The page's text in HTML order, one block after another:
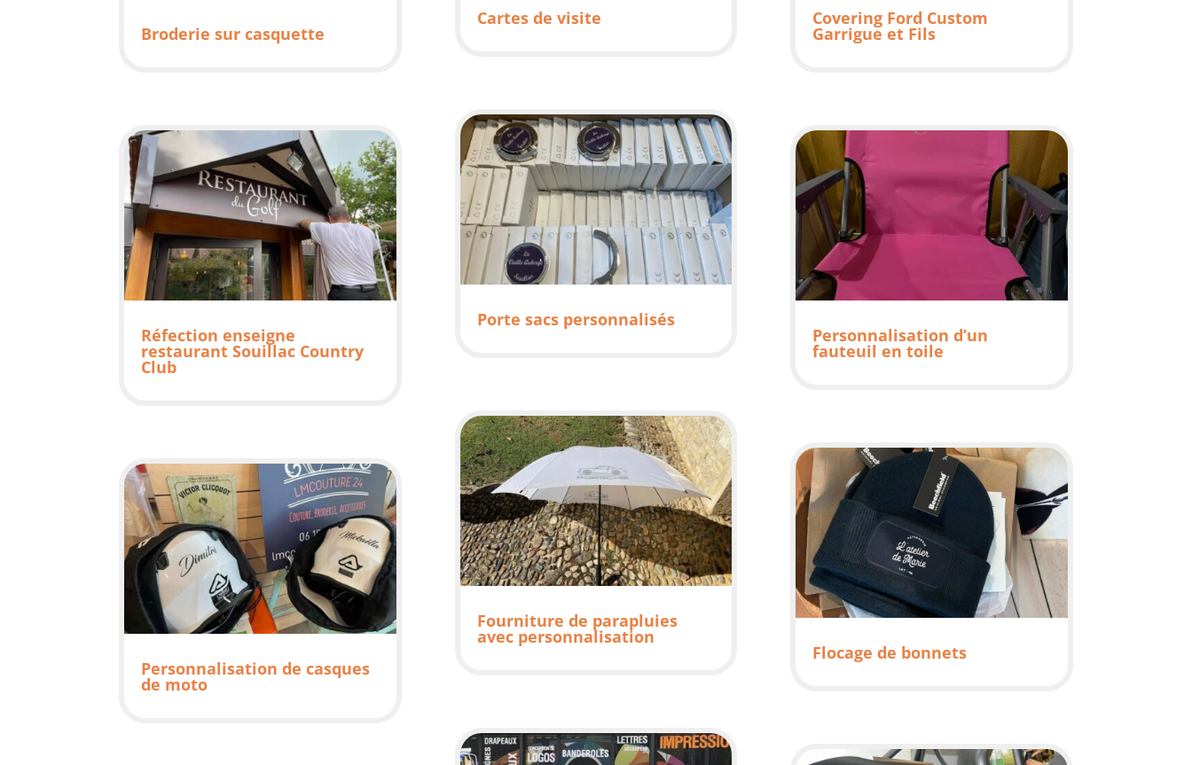
Broderie sur casquette
Réfection enseigne
restaurant Souillac Country
Club
Personnalisation de casques
de moto
Cartes de visite
Porte sacs personnalisés
Fourniture de parapluies
avec personnalisation
Covering Ford Custom
Garrigue et Fils
Personnalisation d’un
fauteuil en toile
Flocage de bonnets